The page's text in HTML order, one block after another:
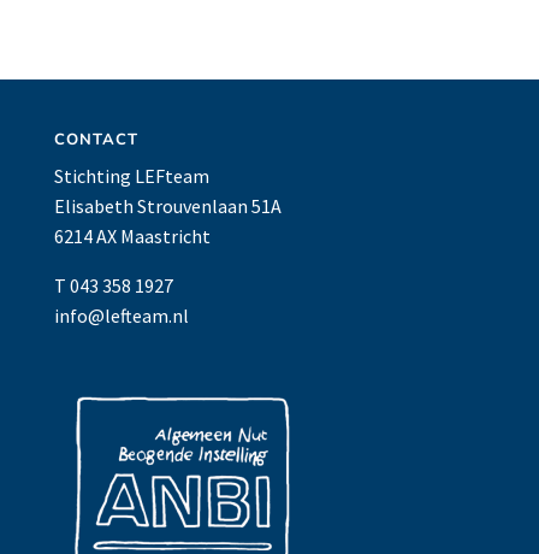
CONTACT
Stichting LEFteam
Elisabeth Strouvenlaan 51A
6214 AX Maastricht
T 043 358 1927
info@lefteam.nl